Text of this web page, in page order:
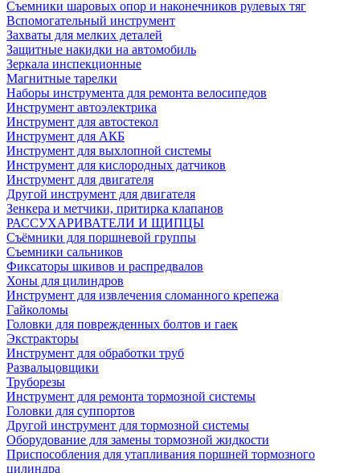
Съемники шаровых опор и наконечников рулевых тяг
Вспомогательный инструмент
Захваты для мелких деталей
Защитные накидки на автомобиль
Зеркала инспекционные
Магнитные тарелки
Наборы инструмента для ремонта велосипедов
Инструмент автоэлектрика
Инструмент для автостекол
Инструмент для АКБ
Инструмент для выхлопной системы
Инструмент для кислородных датчиков
Инструмент для двигателя
Другой инструмент для двигателя
Зенкера и метчики, притирка клапанов
РАССУХАРИВАТЕЛИ И ЩИПЦЫ
Съёмники для поршневой группы
Съемники сальников
Фиксаторы шкивов и распредвалов
Хоны для цилиндров
Инструмент для извлечения сломанного крепежа
Гайколомы
Головки для поврежденных болтов и гаек
Экстракторы
Инструмент для обработки труб
Развальцовщики
Труборезы
Инструмент для ремонта тормозной системы
Головки для суппортов
Другой инструмент для тормозной системы
Оборудование для замены тормозной жидкости
Приспособления для утапливания поршней тормозного
цилиндра